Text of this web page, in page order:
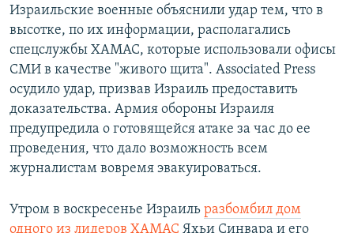
Израильские военные объяснили удар тем, что в
высотке, по их информации, располагались
спецслужбы ХАМАС, которые использовали офисы
СМИ в качестве "живого щита". Associated Press
осудило удар, призвав Израиль предоставить
доказательства. Армия обороны Израиля
предупредила о готовящейся атаке за час до ее
проведения, что дало возможность всем
журналистам вовремя эвакуироваться.
Утром в воскресенье Израиль разбомбил дом
одного из лидеров ХАМАС Яхьи Синвара и его